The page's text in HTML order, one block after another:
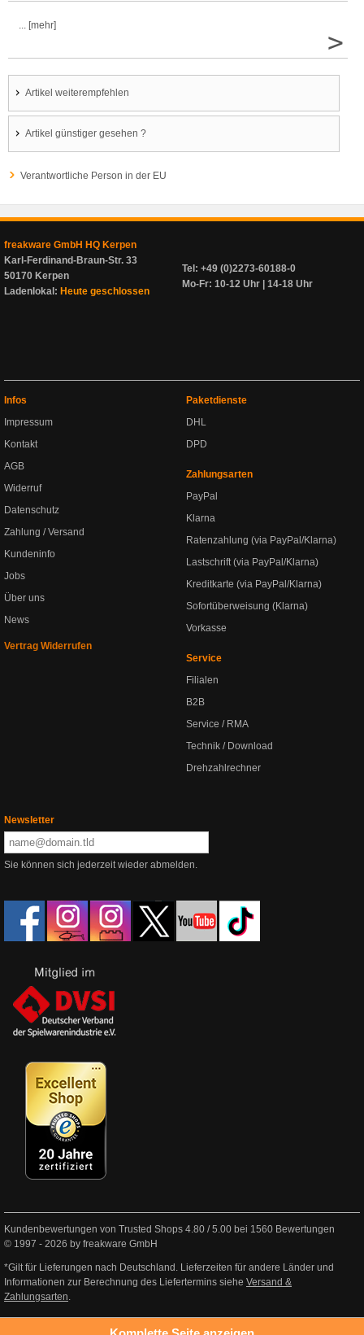
... [mehr]
>
Artikel weiterempfehlen
Artikel günstiger gesehen ?
Verantwortliche Person in der EU
freakware GmbH HQ Kerpen
Karl-Ferdinand-Braun-Str. 33
50170 Kerpen
Ladenlokal: Heute geschlossen
Tel: +49 (0)2273-60188-0
Mo-Fr: 10-12 Uhr | 14-18 Uhr
Infos
Impressum
Kontakt
AGB
Widerruf
Datenschutz
Zahlung / Versand
Kundeninfo
Jobs
Über uns
News
Vertrag Widerrufen
Paketdienste
DHL
DPD
Zahlungsarten
PayPal
Klarna
Ratenzahlung (via PayPal/Klarna)
Lastschrift (via PayPal/Klarna)
Kreditkarte (via PayPal/Klarna)
Sofortüberweisung (Klarna)
Vorkasse
Service
Filialen
B2B
Service / RMA
Technik / Download
Drehzahlrechner
Newsletter
Sie können sich jederzeit wieder abmelden.
Kundenbewertungen von Trusted Shops 4.80 /5.00 bei 1560 Bewertungen
© 1997 - 2026 by freakware GmbH
*Gilt für Lieferungen nach Deutschland. Lieferzeiten für andere Länder und
Informationen zur Berechnung des Liefertermins siehe Versand &
Zahlungsarten.